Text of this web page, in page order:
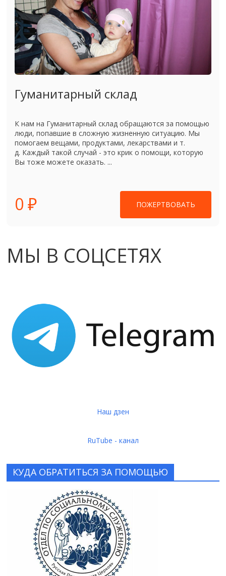
Гуманитарный склад
К нам на Гуманитарный склад обращаются за помощью
люди, попавшие в сложную жизненную ситуацию. Мы
помогаем вещами, продуктами, лекарствами и т.
д. Каждый такой случай - это крик о помощи, которую
Вы тоже можете оказать. ...
0 ₽ ПОЖЕРТВОВАТЬ
МЫ В СОЦСЕТЯХ
Наш дзен
RuTube - канал
КУДА ОБРАТИТЬСЯ ЗА ПОМОЩЬЮ